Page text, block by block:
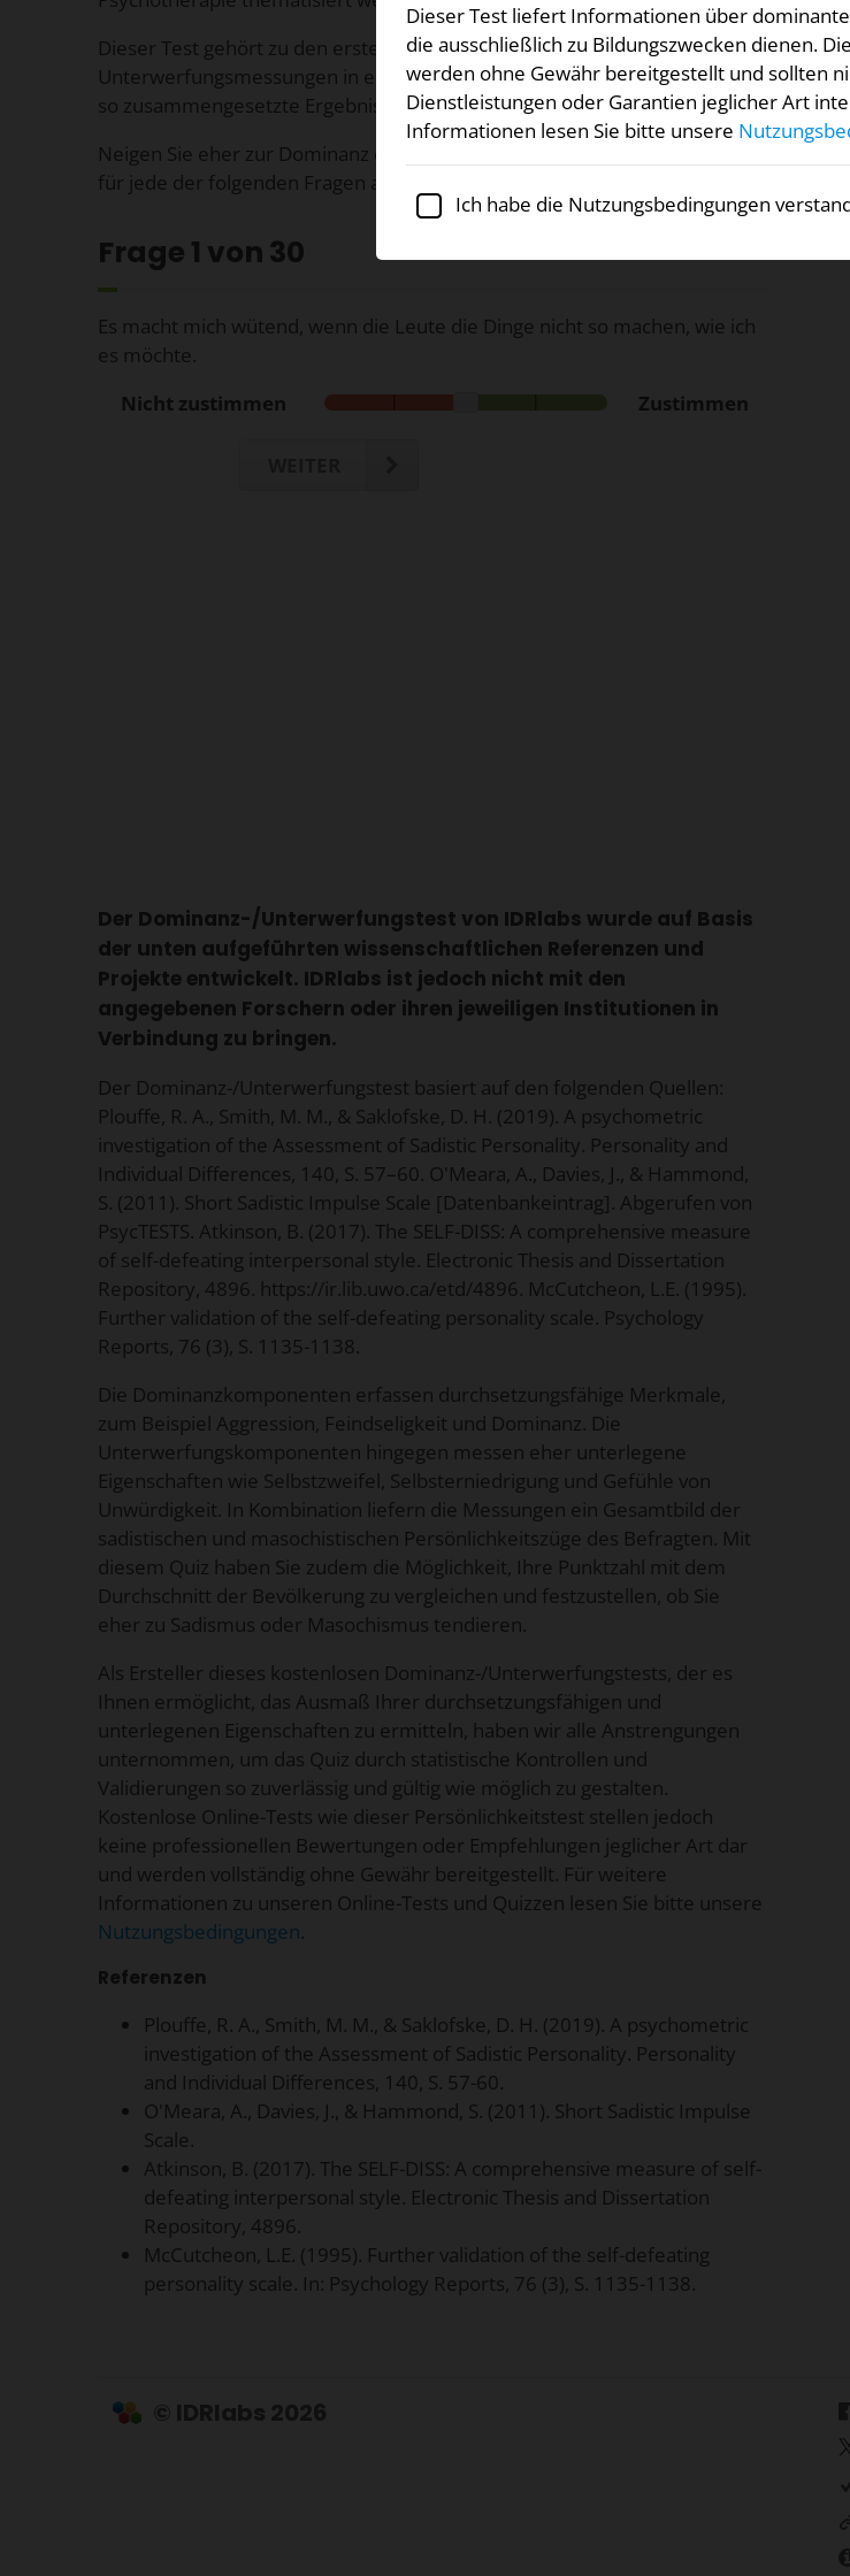
Dieser Test gehört zu den ersten, die Dominanz- und
Unterwerfungsmessungen in einem einzigen Verfahren kombinieren und
so zusammengesetzte Ergebnisse liefern.
Neigen Sie eher zur Dominanz oder zur Unterwürfigkeit? Bitte geben Sie
für jede der folgenden Fragen an, inwiefern sie auf Sie zutrifft.
Frage 1 von 30
Es macht mich wütend, wenn die Leute die Dinge nicht so machen, wie ich
es möchte.
Nicht zustimmen
Zustimmen
Der Dominanz-/Unterwerfungstest von IDRlabs wurde auf Basis
der unten aufgeführten wissenschaftlichen Referenzen und
Projekte entwickelt. IDRlabs ist jedoch nicht mit den
angegebenen Forschern oder ihren jeweiligen Institutionen in
Verbindung zu bringen.
Der Dominanz-/Unterwerfungstest basiert auf den folgenden Quellen:
Plouffe, R. A., Smith, M. M., & Saklofske, D. H. (2019). A psychometric
investigation of the Assessment of Sadistic Personality. Personality and
Individual Differences, 140, S. 57–60. O'Meara, A., Davies, J., & Hammond,
S. (2011). Short Sadistic Impulse Scale [Datenbankeintrag]. Abgerufen von
PsycTESTS. Atkinson, B. (2017). The SELF-DISS: A comprehensive measure
of self-defeating interpersonal style. Electronic Thesis and Dissertation
Repository, 4896. https://ir.lib.uwo.ca/etd/4896. McCutcheon, L.E. (1995).
Further validation of the self-defeating personality scale. Psychology
Reports, 76 (3), S. 1135-1138.
Die Dominanzkomponenten erfassen durchsetzungsfähige Merkmale,
zum Beispiel Aggression, Feindseligkeit und Dominanz. Die
Unterwerfungskomponenten hingegen messen eher unterlegene
Eigenschaften wie Selbstzweifel, Selbsterniedrigung und Gefühle von
Unwürdigkeit. In Kombination liefern die Messungen ein Gesamtbild der
sadistischen und masochistischen Persönlichkeitszüge des Befragten. Mit
diesem Quiz haben Sie zudem die Möglichkeit, Ihre Punktzahl mit dem
Durchschnitt der Bevölkerung zu vergleichen und festzustellen, ob Sie
eher zu Sadismus oder Masochismus tendieren.
Als Ersteller dieses kostenlosen Dominanz-/Unterwerfungstests, der es
Ihnen ermöglicht, das Ausmaß Ihrer durchsetzungsfähigen und
unterlegenen Eigenschaften zu ermitteln, haben wir alle Anstrengungen
unternommen, um das Quiz durch statistische Kontrollen und
Validierungen so zuverlässig und gültig wie möglich zu gestalten.
Kostenlose Online-Tests wie dieser Persönlichkeitstest stellen jedoch
keine professionellen Bewertungen oder Empfehlungen jeglicher Art dar
und werden vollständig ohne Gewähr bereitgestellt. Für weitere
Informationen zu unseren Online-Tests und Quizzen lesen Sie bitte unsere
Nutzungsbedingungen.
Referenzen
Plouffe, R. A., Smith, M. M., & Saklofske, D. H. (2019). A psychometric
investigation of the Assessment of Sadistic Personality. Personality
and Individual Differences, 140, S. 57-60.
O'Meara, A., Davies, J., & Hammond, S. (2011). Short Sadistic Impulse
Scale.
Atkinson, B. (2017). The SELF-DISS: A comprehensive measure of self-
defeating interpersonal style. Electronic Thesis and Dissertation
Repository, 4896.
McCutcheon, L.E. (1995). Further validation of the self-defeating
personality scale. In: Psychology Reports, 76 (3), S. 1135-1138.
Dieser Test liefert Informationen über
die ausschließlich zu Bildungszwecken dienen.
werden ohne Gewähr bereitgestellt und sollten
Dienstleistungen oder Garantien jeglicher Art
Informationen lesen Sie bitte unsere
Ich habe die Nutzungsbedingungen